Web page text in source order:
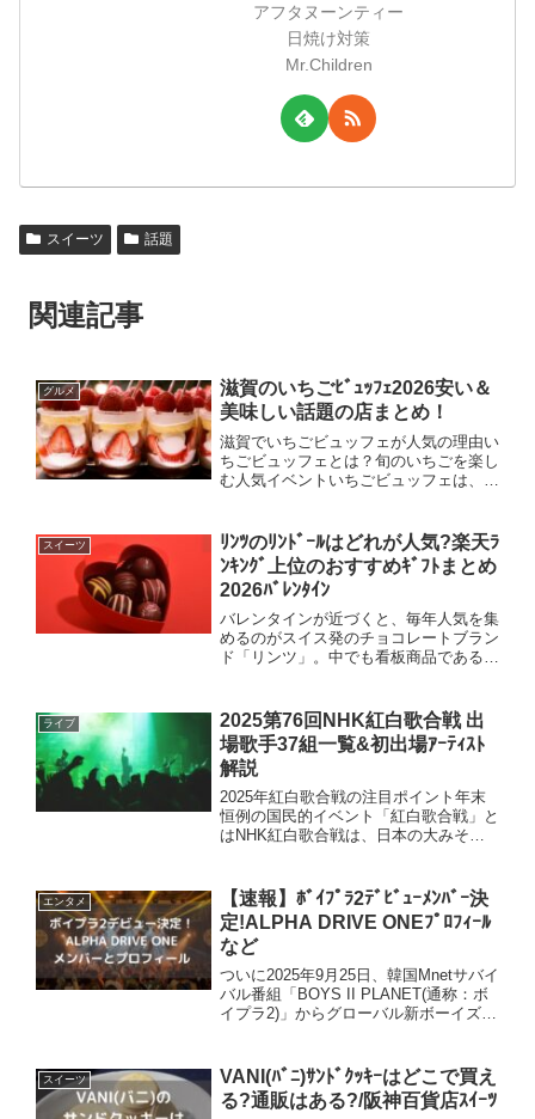
アフタヌーンティー
日焼け対策
Mr.Children
スイーツ 話題
関連記事
グルメ
滋賀のいちごﾋﾞｭｯﾌｪ2026安い＆
美味しい話題の店まとめ！
滋賀でいちごビュッフェが人気の理由い
ちごビュッフェとは？旬のいちごを楽し
む人気イベントいちごビュッフェは、旬
春先にかけていちごが最もおいしい時期
を迎えることから、滋賀県...
スイーツ
ﾘﾝﾂのﾘﾝﾄﾞｰﾙはどれが人気?楽天ﾗ
ﾝｷﾝｸﾞ上位のおすすめｷﾞﾌﾄまとめ
2026ﾊﾞﾚﾝﾀｲﾝ
バレンタインが近づくと、毎年人気を集
めるのがスイス発のチョコレートブラン
ド「リンツ」。中でも看板商品であるリ
ことが多い定番チョコです。しかし、種
類が多くてどれを選べばい...
ライブ
2025第76回NHK紅白歌合戦 出
場歌手37組一覧&初出場ｱｰﾃｨｽﾄ
解説
2025年紅白歌合戦の注目ポイント年末
恒例の国民的イベント「紅白歌合戦」と
はNHK紅白歌合戦は、日本の大みそか
した。赤組と白組に分かれたアーティス
トたちが、ジャンルや世...
エンタメ
【速報】ﾎﾞｲﾌﾟﾗ2ﾃﾞﾋﾞｭｰﾒﾝﾊﾞｰ決
定!ALPHA DRIVE ONEﾌﾟﾛﾌｨｰﾙ
など
ついに2025年9月25日、韓国Mnetサバイ
バル番組「BOYS II PLANET(通称：ボ
イプラ2)」からグローバル新ボーイズグ
た！これまで見守ってき...
スイーツ
VANI(ﾊﾞﾆ)ｻﾝﾄﾞｸｯｷｰはどこで買え
る?通販はある?/阪神百貨店ｽｲｰﾂ